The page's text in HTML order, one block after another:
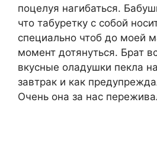
поцелуя нагибаться.
что табуретку с собой
специально чтоб до моей
момент дотянуться. Брат
вкусные оладушки пекла
завтрак и как
Очень она за нас